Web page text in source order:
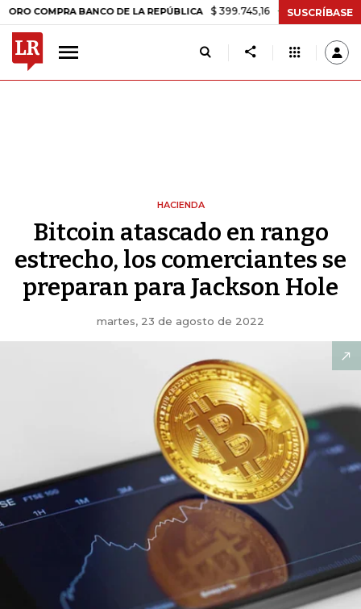
BANCO DE LA REPÚBLICA $ 399.745,16 +$ 2.295,71 +0,58%
SUSCRÍBASE
HACIENDA
Bitcoin atascado en rango
estrecho, los comerciantes se
preparan para Jackson Hole
martes, 23 de agosto de 2022